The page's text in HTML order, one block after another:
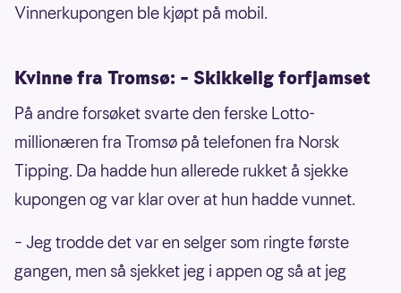
Vinnerkupongen ble kjøpt på mobil.
Kvinne fra Tromsø: – Skikkelig forfjamset
På andre forsøket svarte den ferske Lotto-
millionæren fra Tromsø på telefonen fra Norsk
Tipping. Da hadde hun allerede rukket å sjekke
kupongen og var klar over at hun hadde vunnet.
– Jeg trodde det var en selger som ringte første
gangen, men så sjekket jeg i appen og så at jeg